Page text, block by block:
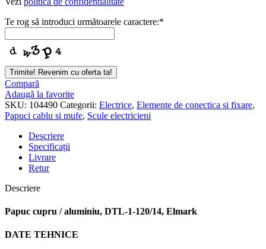
Te rog să introduci următoarele caractere:*
Trimite! Revenim cu oferta ta!
Compară
Adaugă la favorite
SKU: 104490 Categorii: Electrice, Elemente de conectica si fixare,
Papuci cablu si mufe, Scule electricieni
Descriere
Specificații
Livrare
Retur
Descriere
Papuc cupru / aluminiu, DTL-1-120/14, Elmark
DATE TEHNICE